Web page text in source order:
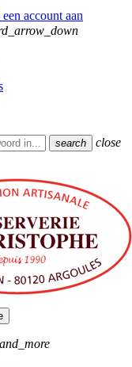
account aan
search close